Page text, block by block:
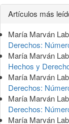
Detalles
del
artículo
Artículos más
María Marván
Derechos:
María Marván
Hechos y
María Marván
Derechos:
María Marván
Derechos:
María Marván